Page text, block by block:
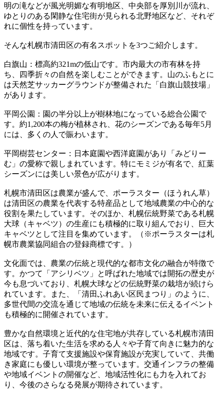
明の滝などが風光明媚な有明地区、中央部を厚別川が流れ、
ゆとりのある閑静な住宅街が見られる北野地区など、それぞ
れに個性を持っています。
そんな札幌市清田区の有名スポットを3つご紹介します。
白旗山：標高約321mの低山です。市内最大の市有林を持
ち、四季折々の自然を楽しむことができます。山のふもとに
は天然芝サッカーグラウンドが整備された「白旗山競技場」
があります。
平岡公園：園の半分以上が樹林地になっている総合公園で
す。約1,200本の梅が植林され、花のシーズンである毎年5月
には、多くの人で賑わいます。
平岡樹芸センター：日本庭園や西洋庭園があり「みどりー
む」の愛称で親しまれています。特にモミジが有名で、紅葉
シーズンには美しい景色が広がります。
札幌市清田区は農業が盛んで、ポーラスター（ほうれん草）
は清田区の農業を代表する特産品として地域農業の中心的な
役割を果たしています。そのほか、札幌伝統野菜である札幌
大球（キャベツ）の生産にも積極的に取り組んでおり、巨大
キャベツとして注目を集めています。（※ポーラスターは札
幌市農業協同組合の登録商標です。）
文化面では、農業の伝統と現代的な都市文化の融合が特徴で
す。かつて「アシリベツ」と呼ばれた地域では開拓の歴史が
今も息づいており、札幌大球などの伝統野菜の栽培が続けら
れています。また、「清田ふれあい区民まつり」のように、
多世代間の交流を通じて地域の伝統を未来に伝えるイベント
も積極的に開催されています。
豊かな自然環境と近代的な住宅地が共存している札幌市清田
区は、落ち着いた生活を求める人々や子育て向きに魅力的な
地域です。子育て支援施設や保育施設が充実していて、共働
き家庭にも優しい環境が整っています。交通インフラの整備
や地域イベントの開催など、地域活性化にも力を入れてお
り、今後のさらなる発展が期待されています。